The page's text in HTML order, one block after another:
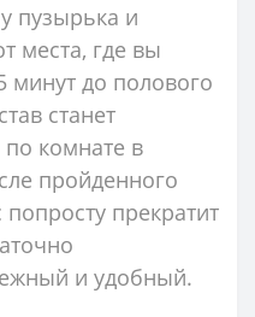
пузырька и
места, где вы
минут до полового
станет
по комнате в
пройденного
прекратит
и удобный.